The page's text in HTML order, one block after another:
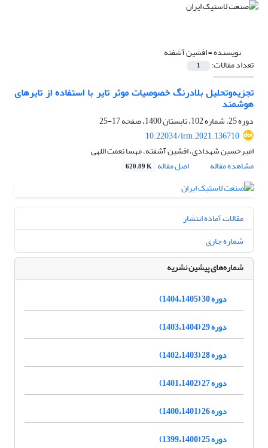
نویسنده =افشین آشفته
تعداد مقالات: 1
تجزیه‌وتحلیل بلادرنگ خصوصیات موثر تایر با استفاده از تایرهای
هوشمند
دوره 25، شماره 102، تابستان 1400، صفحه
17-25
10.22034/irm.2021.136710
امیرحسین شهدادی، افشین آشفته، مهسا نعمت اللهی
مشاهده مقاله
اصل مقاله 620.89 K
مقالات آماده انتشار
شماره جاری
شماره‌های پیشین نشریه
دوره 30 (1404،1405)
دوره 29 (1403،1404)
دوره 28 (1402،1403)
دوره 27 (1401،1402)
دوره 26 (1400،1401)
دوره 25 (1399،1400)